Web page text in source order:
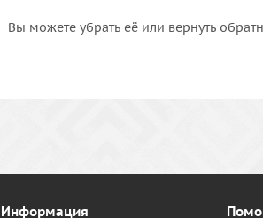
Вы можете убрать её или вернуть
Информация